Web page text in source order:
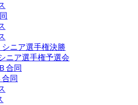
ニア選手権決勝
ニア選手権予選会
合同
同